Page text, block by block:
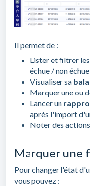
Il permet de :
Lister et filtrer
échue / non
Visualiser sa
Marquer une ou
Lancer un
après l'import
Noter des
Marquer une
Pour changer l'état
vous pouvez :